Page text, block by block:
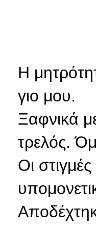
Η
γιο μου.
Ξαφνικά
τρελός.
Οι